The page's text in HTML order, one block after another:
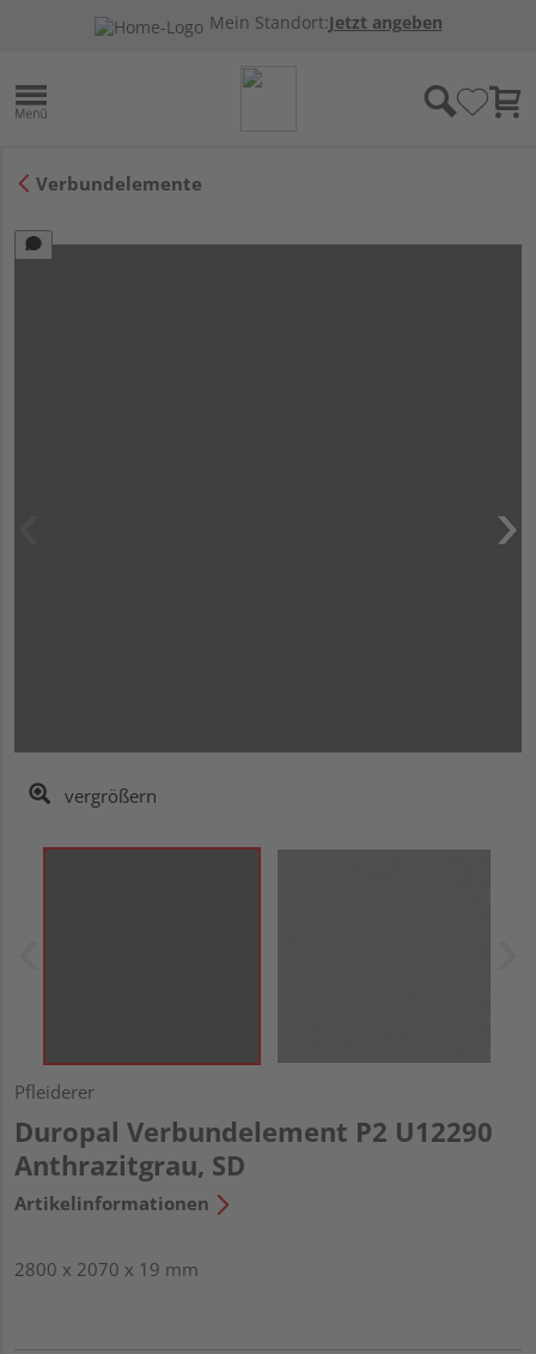
Mein Standort:Jetzt angeben
Verbundelemente
vergrößern
Pfleiderer
Duropal Verbundelement P2 U12290
Anthrazitgrau, SD
Artikelinformationen
2800 x 2070 x 19 mm